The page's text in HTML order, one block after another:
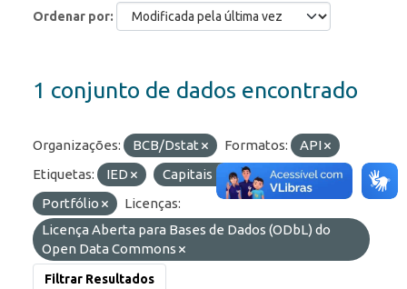
Ordenar por
1 conjunto de dados encontrado
Organizações: BCB/Dstat Formatos:
API
Etiquetas:
IED
Capitais Estrangeiros
Portfólio
Licenças:
Licença Aberta para Bases de Dados (ODbL) do
Open Data Commons
Filtrar Resultados